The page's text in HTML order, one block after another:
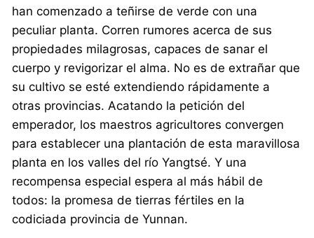
han comenzado a teñirse de verde con una
peculiar planta. Corren rumores acerca de sus
propiedades milagrosas, capaces de sanar el
cuerpo y revigorizar el alma. No es de extrañar que
su cultivo se esté extendiendo rápidamente a
otras provincias. Acatando la petición del
emperador, los maestros agricultores convergen
para establecer una plantación de esta maravillosa
planta en los valles del río Yangtsé. Y una
recompensa especial espera al más hábil de
todos: la promesa de tierras fértiles en la
codiciada provincia de Yunnan.